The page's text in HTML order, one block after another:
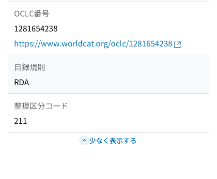
OCLC番号
1281654238
https://www.worldcat.org/oclc/1281654238
目録規則
RDA
整理区分コード
211
少なく表示する